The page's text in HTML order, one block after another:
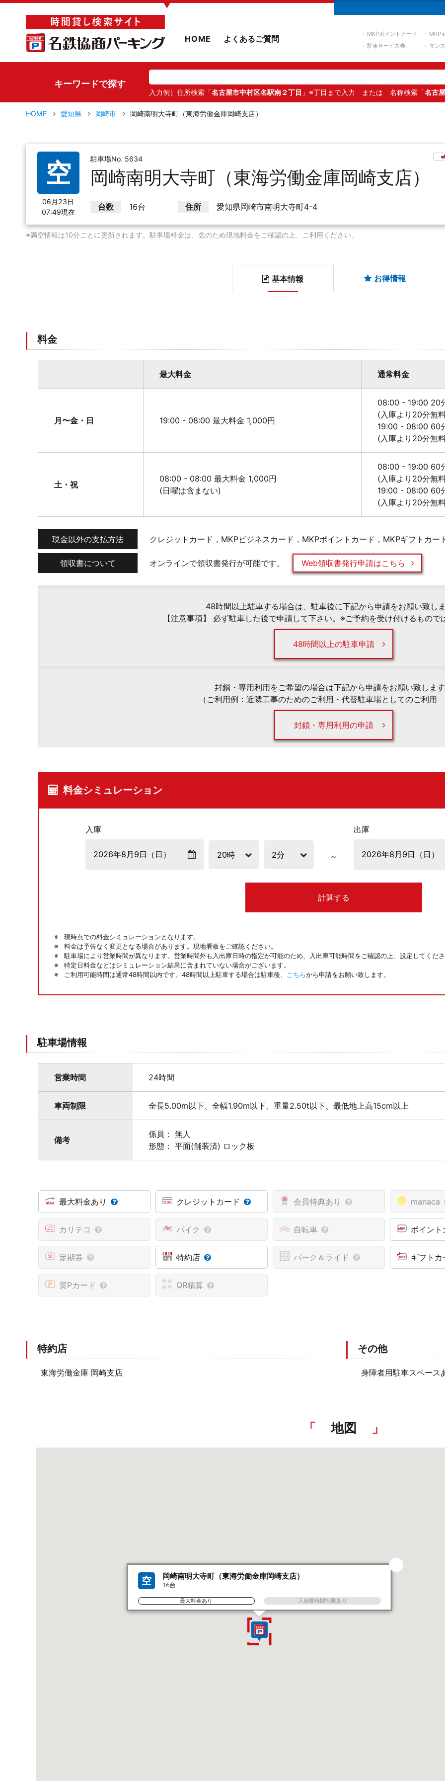
▼
HOME よくあるご質問 MKPポイントカード
MKP
駐車サービス券
マン
キーワードで探す
入力例）住所検索「名古屋市中村区名駅南２丁目 」※丁目まで入力 または 名称検索「名古
HOME 愛知県 岡崎市 岡崎南明大寺町（東海労働金庫岡崎支店）
空
06月23日
07:49現在
駐車場No. 5634
岡崎南明大寺町（東海労働金庫岡崎支店）
台数 16台 住所 愛知県岡崎市南明大寺町4-4
※満空情報は10分ごとに更新されます。駐車場料金は、念のため現地料金をご確認の上、ご利用ください。
基本情報 お得情報
料金
最大料金 通常料金
月〜金・日 19:00 - 08:00 最大料金 1,000円
08:00 - 19:00 20
(入庫より20分無
19:00 - 08:00 60
(入庫より20分無
土・祝
08:00 - 08:00 最大料金 1,000円
(日曜は含まない)
08:00 - 19:00 60
(入庫より20分無
19:00 - 08:00 60
(入庫より20分無
現金以外の支払方法 クレジットカード，MKPビジネスカード，MKPポイントカード，MKPギフトカー
領収書について オンラインで領収書発行が可能です。 Web領収書発行申請はこちら
48時間以上駐車する場合は、駐車後に下記から申請をお願い致し
【注意事項】 必ず駐車した後で申請して下さい。※ご予約を受け付けるもので
48時間以上の駐車申請
封鎖・専用利用をご希望の場合は下記から申請をお願い致しま
（ご利用例：近隣工事のためのご利用・代替駐車場としてのご利用
封鎖・専用利用の申請
料金シミュレーション
入庫 出庫
計算する
現時点での料金シミュレーションとなります。
料金は予告なく変更となる場合があります。現地看板をご確認ください。
駐車場により営業時間が異なります。営業時間外も入出庫日時の指定が可能のため、入出庫可能時間をご確認の上、設定してくだ
特定日料金などはシミュレーション結果に含まれていない場合がございます。
ご利用可能時間は通常48時間以内です。48時間以上駐車する場合は駐車後、
こちらから申請をお願い致します。
駐車場情報
営業時間 24時間
車両制限 全長5.00m以下、全幅1.90m以下、重量2.50t以下、最低地上高15cm以上
備考
係員： 無人
形態： 平面(舗装済) ロック板
最大料金あり クレジットカード 会員特典あり manaca
カリテコ バイク 自転車 ポイン
定期券 特約店 パーク＆ライド ギフト
黄Pカード QR精算
特約店
東海労働金庫 岡崎支店
その他
身障者用駐車スペース
地図
空 岡崎南明大寺町（東海労働金庫岡崎支店）
16台
最大料金あり 入出庫時間制限あり